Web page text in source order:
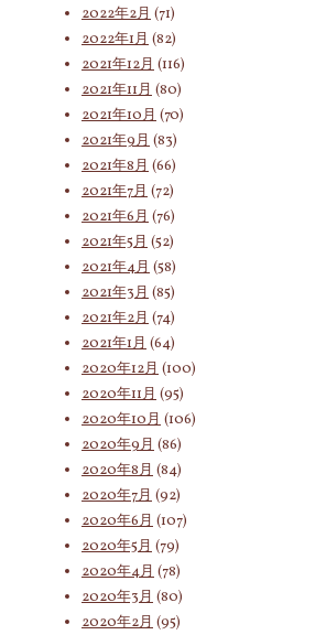
2022年2月 (71)
2022年1月 (82)
2021年12月 (116)
2021年11月 (80)
2021年10月 (70)
2021年9月 (83)
2021年8月 (66)
2021年7月 (72)
2021年6月 (76)
2021年5月 (52)
2021年4月 (58)
2021年3月 (85)
2021年2月 (74)
2021年1月 (64)
2020年12月 (100)
2020年11月 (95)
2020年10月 (106)
2020年9月 (86)
2020年8月 (84)
2020年7月 (92)
2020年6月 (107)
2020年5月 (79)
2020年4月 (78)
2020年3月 (80)
2020年2月 (95)